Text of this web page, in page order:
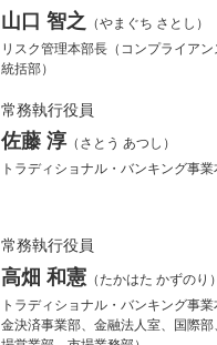
山口 智之 （やまぐち さとし）
リスク管理本部長（コンプライア
統括部）
常務執行役員
佐藤 淳 （さとう あつし）
トラディショナル・バンキング事
常務執行役員
高畑 和憲 （たかはた かずのり）
トラディショナル・バンキング事
金決済事業部、金融法人室、国際